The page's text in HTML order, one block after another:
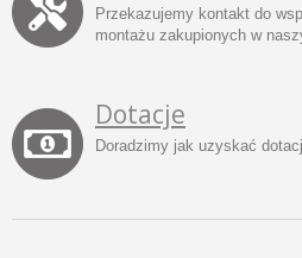
Przekazujemy kontakt do
montażu zakupionych w
Dotacje
Doradzimy jak uzyskać